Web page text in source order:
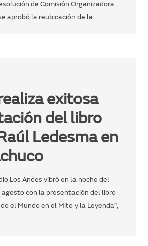
de Comisión Organizadora
aprobó la reubicación de la…
exitosa
del libro
Ledesma en
Los Andes vibró en la noche del
con la presentación del libro
el Mundo en el Mito y la Leyenda”,